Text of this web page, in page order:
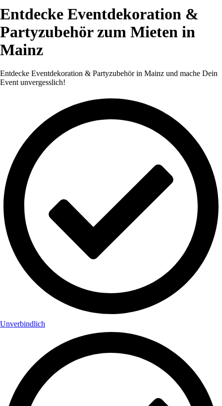
Entdecke Eventdekoration &
Partyzubehör zum Mieten in
Mainz
Entdecke Eventdekoration & Partyzubehör in Mainz und mache Dein
Event unvergesslich!
Unverbindlich